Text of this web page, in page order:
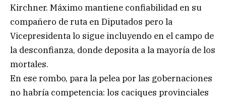
Kirchner. Máximo mantiene confiabilidad en su
compañero de ruta en Diputados pero la
Vicepresidenta lo sigue incluyendo en el campo de
la desconfianza, donde deposita a la mayoría de los
mortales.
En ese rombo, para la pelea por las gobernaciones
no habría competencia: los caciques provinciales